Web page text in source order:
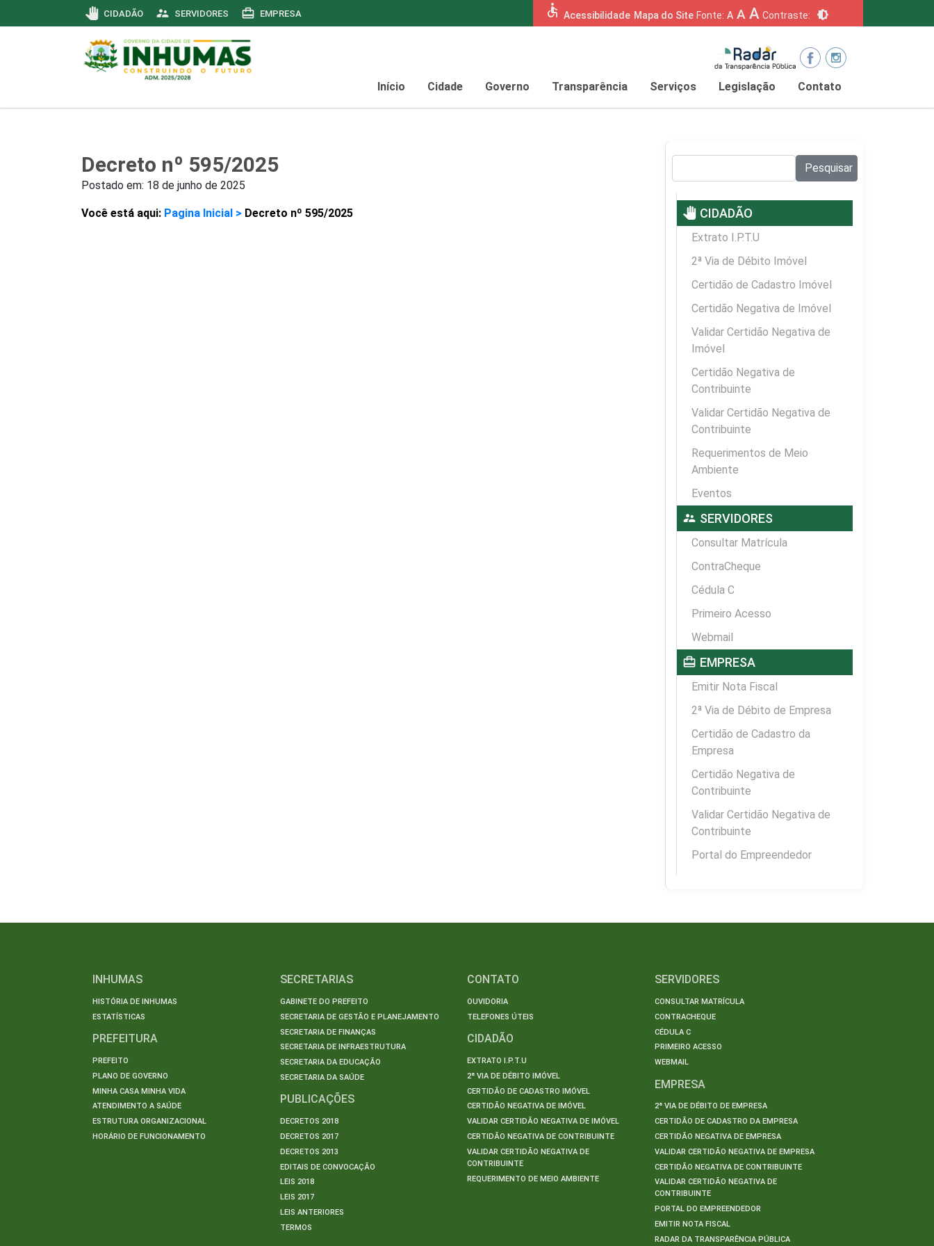
pan_tool CIDADÃO supervisor_account SERVIDORES card_travel EMPRESA accessible Acessibilidade Mapa do Site Fonte: A A A Contraste: brightness_6
Início Cidade Governo Transparência Serviços Legislação Contato
Decreto nº 595/2025
Postado em: 18 de junho de 2025
Você está aqui: Pagina Inicial > Decreto nº 595/2025
Pesquisar
pan_tool CIDADÃO
Extrato I.P.T.U
2ª Via de Débito Imóvel
Certidão de Cadastro Imóvel
Certidão Negativa de Imóvel
Validar Certidão Negativa de
Imóvel
Certidão Negativa de
Contribuinte
Validar Certidão Negativa de
Contribuinte
Requerimentos de Meio
Ambiente
Eventos
supervisor_account SERVIDORES
Consultar Matrícula
ContraCheque
Cédula C
Primeiro Acesso
Webmail
card_travel EMPRESA
Emitir Nota Fiscal
2ª Via de Débito de Empresa
Certidão de Cadastro da
Empresa
Certidão Negativa de
Contribuinte
Validar Certidão Negativa de
Contribuinte
Portal do Empreendedor
INHUMAS
HISTÓRIA DE INHUMAS
ESTATÍSTICAS
PREFEITURA
PREFEITO
PLANO DE GOVERNO
MINHA CASA MINHA VIDA
ATENDIMENTO A SAÚDE
ESTRUTURA ORGANIZACIONAL
HORÁRIO DE FUNCIONAMENTO
SECRETARIAS
GABINETE DO PREFEITO
SECRETARIA DE GESTÃO E PLANEJAMENTO
SECRETARIA DE FINANÇAS
SECRETARIA DE INFRAESTRUTURA
SECRETARIA DA EDUCAÇÃO
SECRETARIA DA SAÚDE
PUBLICAÇÕES
DECRETOS 2018
DECRETOS 2017
DECRETOS 2013
EDITAIS DE CONVOCAÇÃO
LEIS 2018
LEIS 2017
LEIS ANTERIORES
TERMOS
CONTATO
OUVIDORIA
TELEFONES ÚTEIS
CIDADÃO
EXTRATO I.P.T.U
2ª VIA DE DÉBITO IMÓVEL
CERTIDÃO DE CADASTRO IMÓVEL
CERTIDÃO NEGATIVA DE IMÓVEL
VALIDAR CERTIDÃO NEGATIVA DE IMÓVEL
CERTIDÃO NEGATIVA DE CONTRIBUINTE
VALIDAR CERTIDÃO NEGATIVA DE
CONTRIBUINTE
REQUERIMENTO DE MEIO AMBIENTE
SERVIDORES
CONSULTAR MATRÍCULA
CONTRACHEQUE
CÉDULA C
PRIMEIRO ACESSO
WEBMAIL
EMPRESA
2ª VIA DE DÉBITO DE EMPRESA
CERTIDÃO DE CADASTRO DA EMPRESA
CERTIDÃO NEGATIVA DE EMPRESA
VALIDAR CERTIDÃO NEGATIVA DE EMPRESA
CERTIDÃO NEGATIVA DE CONTRIBUINTE
VALIDAR CERTIDÃO NEGATIVA DE
CONTRIBUINTE
PORTAL DO EMPREENDEDOR
EMITIR NOTA FISCAL
RADAR DA TRANSPARÊNCIA PÚBLICA